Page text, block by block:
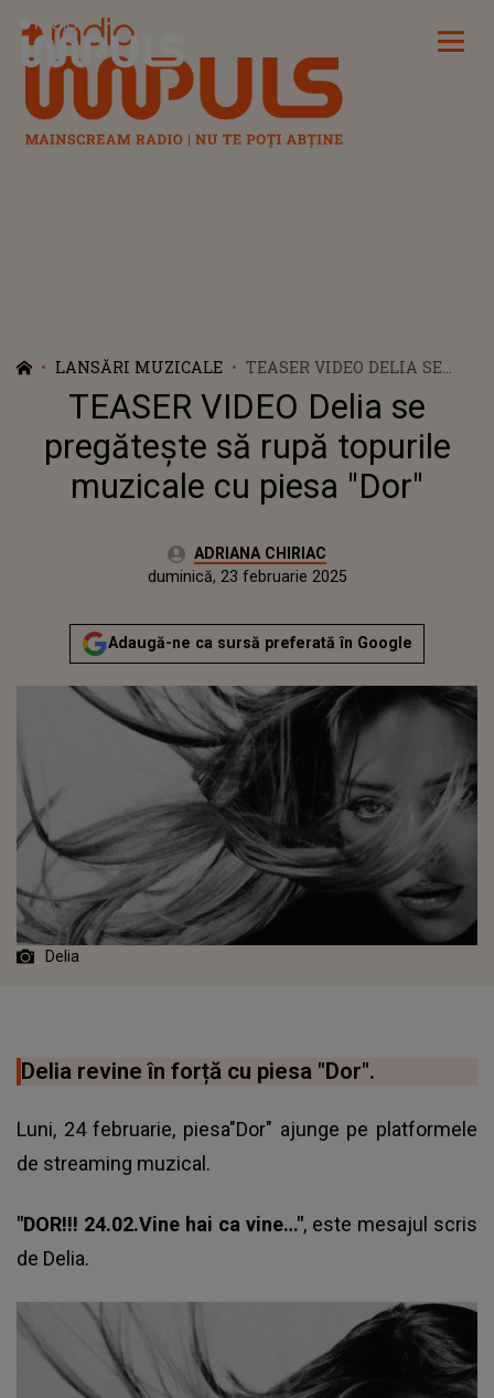
Radio Impuls
LANSĂRI MUZICALE
TEASER VIDEO DELIA SE
PREGĂTEȘTE SĂ RUPĂ
TOPURILE MUZICALE CU
PIESA "DOR"
TEASER VIDEO Delia se
pregătește să rupă topurile
muzicale cu piesa "Dor"
Autor:ADRIANA CHIRIAC
duminică, 23 februarie 2025
Actualizat:
duminică, 23 februarie 2025
Adaugă-ne ca sursă preferată în Google
Delia
Delia revine în forță cu piesa "Dor".
Luni, 24 februarie, piesa"Dor" ajunge pe platformele
de streaming muzical.
"DOR!!! 24.02.Vine hai ca vine…", este mesajul scris
de Delia.